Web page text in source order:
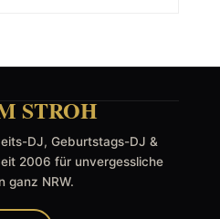
STROH
DJ, Geburtstags-DJ &
2006 für unvergessliche
ganz NRW.